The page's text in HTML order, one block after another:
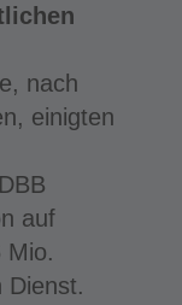
nach
einigten
auf
Mio.
Dienst.